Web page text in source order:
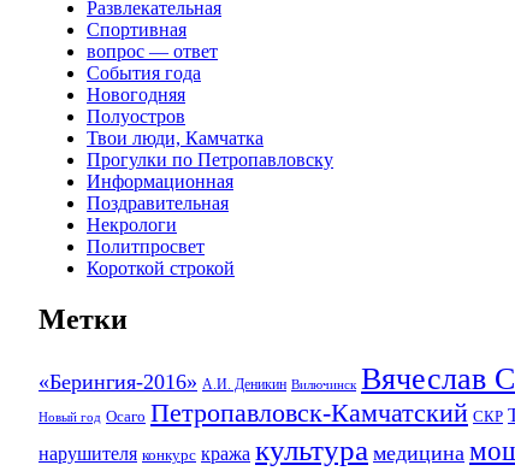
Развлекательная
Спортивная
вопрос — ответ
События года
Новогодняя
Полуостров
Твои люди, Камчатка
Прогулки по Петропавловску
Информационная
Поздравительная
Некрологи
Политпросвет
Короткой строкой
Метки
«Берингия-2016» А.И. Деникин Вилючинск
Новый год Осаго Петропавловск-Камчатский СКР
нарушителя конкурс кража культура медицина